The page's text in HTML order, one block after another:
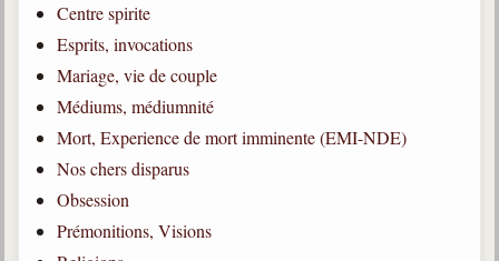
Médiums
Les hommes
Allan Kardec
1804-1869
Léon Denis
1846-1927
Centre spirite
Esprits, invocations
Mariage, vie de couple
Médiums, médiumnité
Mort, Experience de mort imminente (EMI-NDE)
Nos chers disparus
Obsession
Prémonitions, Visions